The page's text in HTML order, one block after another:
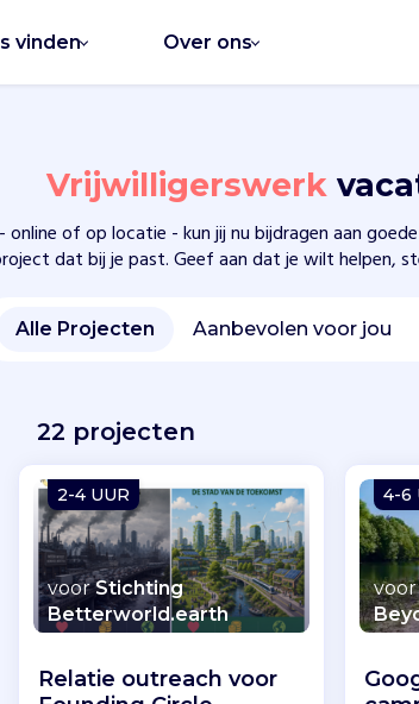
vinden Over ons
Vrijwilligerswerk
of op locatie - kun jij nu bijdragen aan
dat bij je past. Geef aan dat je wilt helpen,
Alle Projecten Aanbevolen voor jou
22 projecten
2-4 UUR
voorStichting
Betterworld.earth
Relatie outreach voor
4-6